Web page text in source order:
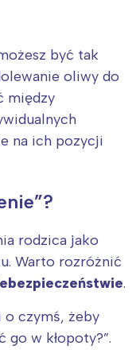
być tak
oliwy do
między
na ich pozycji
rodzica jako
Warto rozróżnić
.
o czymś, żeby
w kłopoty?”.